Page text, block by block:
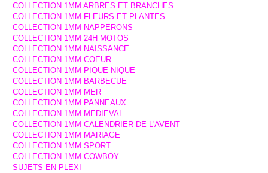
COLLECTION 1MM ARBRES ET BRANCHES
COLLECTION 1MM FLEURS ET PLANTES
COLLECTION 1MM NAPPERONS
COLLECTION 1MM 24H MOTOS
COLLECTION 1MM NAISSANCE
COLLECTION 1MM COEUR
COLLECTION 1MM PIQUE NIQUE
COLLECTION 1MM BARBECUE
COLLECTION 1MM MER
COLLECTION 1MM PANNEAUX
COLLECTION 1MM MEDIEVAL
COLLECTION 1MM CALENDRIER DE L'AVENT
COLLECTION 1MM MARIAGE
COLLECTION 1MM SPORT
COLLECTION 1MM COWBOY
SUJETS EN PLEXI